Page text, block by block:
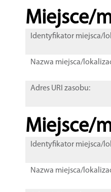
Miejsce/
Identyfikator miejsca/
Nazwa miejsca/
Adres URI zasobu:
Miejsce/
Identyfikator miejsca/
Nazwa miejsca/